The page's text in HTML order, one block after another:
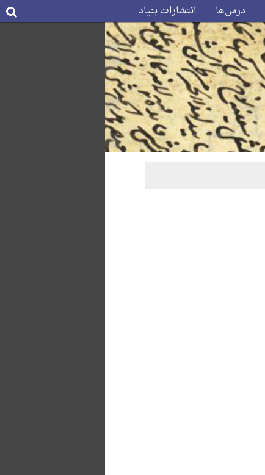
درس‌ها انتشارات بنیاد